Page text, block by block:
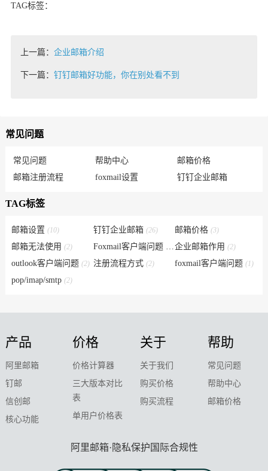
TAG标签：
上一篇： 企业邮箱介绍
下一篇： 钉钉邮箱好功能，你在别处看不到
常见问题
常见问题 帮助中心
邮箱价格
邮箱注册流程
foxmail设置 钉钉企业邮箱
TAG标签
邮箱设置 (10) 钉钉企业邮箱 (26) 邮箱价格(3)
邮箱无法使用 (2) Foxmail客户端问题
(6)企业邮箱作用(2)
outlook客户端问题 (2) 注册流程方式 (2) foxmail客户端问题(1)
pop/imap/smtp (2)
产品
阿里邮箱
钉邮
信创邮
核心功能
价格
价格计算器
三大版本对比
表
单用户价格表
关于
关于我们
购买价格
购买流程
帮助
常见问题
帮助中心
邮箱价格
阿里邮箱·隐私保护国际合规性